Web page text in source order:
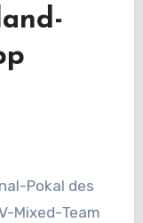
Pokal des
Mixed-Team